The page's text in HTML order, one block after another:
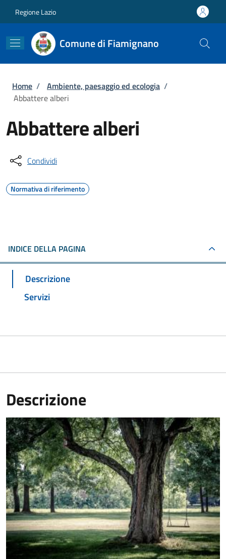
Regione Lazio
Comune di Fiamignano
Briciole di pane
Home / Ambiente, paesaggio ed ecologia /
Abbattere alberi
Abbattere alberi
Condividi
Normativa di riferimento
INDICE DELLA PAGINA
Descrizione
Servizi
Descrizione